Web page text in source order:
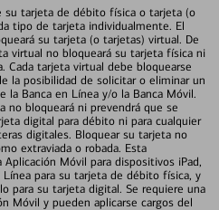
su tarjeta de débito física o tarjeta (o
tipo de tarjeta individualmente. El
su tarjeta (o tarjetas) virtual. De
virtual no bloqueará su tarjeta física ni
tarjeta virtual debe bloquearse
la posibilidad de solicitar o eliminar un
la Banca en Línea y/o la Banca Móvil.
no bloqueará ni prevendrá que se
digital para débito ni para cualquier
digitales. Bloquear su tarjeta no
extraviada o robada. Esta
Móvil para dispositivos iPad,
para su tarjeta de débito física, y
para su tarjeta digital. Se requiere una
Móvil y pueden aplicarse cargos del